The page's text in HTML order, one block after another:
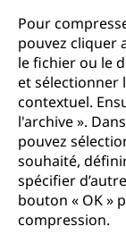
Pour
pouvez cliquer
le fichier ou le
et sélectionner
contextuel.
l'archive ».
pouvez
souhaité,
spécifier
bouton « OK »
compression.